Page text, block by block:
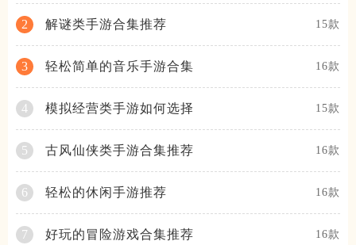
2 解谜类手游合集推荐 15款
3 轻松简单的音乐手游合集 16款
4 模拟经营类手游如何选择 15款
5 古风仙侠类手游合集推荐 16款
6 轻松的休闲手游推荐 16款
7 好玩的冒险游戏合集推荐 16款